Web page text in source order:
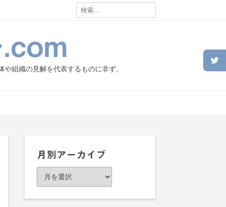
検
索:
組織の見解を代表するものに非ず。
月別アーカイブ
別
ア